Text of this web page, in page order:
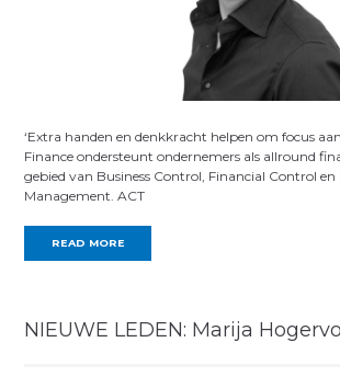
‘Extra handen en denkkracht helpen om focus
Finance ondersteunt ondernemers als allround
gebied van Business Control, Financial Control en
Management. ACT
READ MORE
NIEUWE LEDEN: Marija